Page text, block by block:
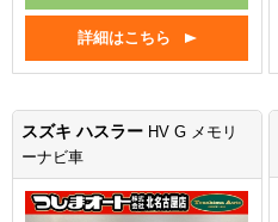
詳細はこちら
スズキ ハスラー HV G メモリ
ーナビ車